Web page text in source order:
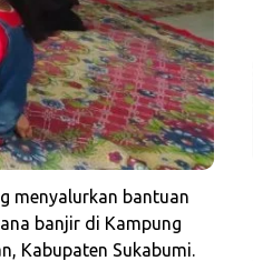
menyalurkan bantuan
banjir di Kampung
Kabupaten Sukabumi.